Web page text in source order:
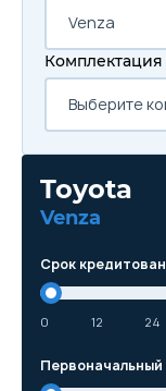
Venza
Комплектация
Выберите
Toyota
Venza
Срок
0 12 24
Первоначальный